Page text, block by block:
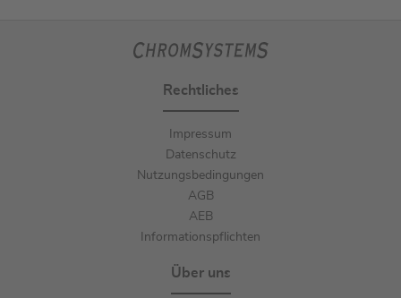
Rechtliches
Impressum
Datenschutz
Nutzungsbedingungen
AGB
AEB
Informationspflichten
Über uns